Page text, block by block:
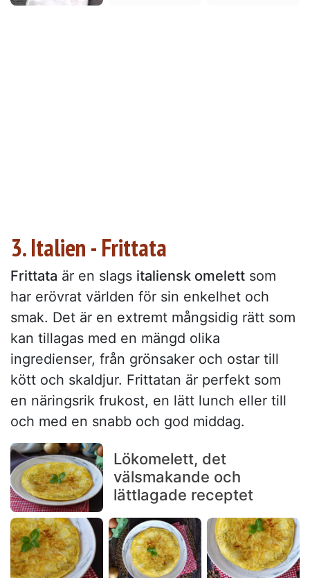
3. Italien - Frittata
Frittata är en slags italiensk omelett som
har erövrat världen för sin enkelhet och
smak. Det är en extremt mångsidig rätt som
kan tillagas med en mängd olika
ingredienser, från grönsaker och ostar till
kött och skaldjur. Frittatan är perfekt som
en näringsrik frukost, en lätt lunch eller till
och med en snabb och god middag.
Lökomelett, det
välsmakande och
lättlagade receptet